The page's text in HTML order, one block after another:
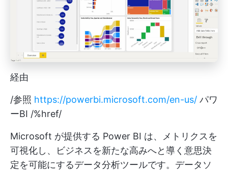
経由
/参照 https://powerbi.microsoft.com/en-us/ パワ
ーBI /%href/
Microsoft が提供する Power BI は、メトリクスを
可視化し、ビジネスを新たな高みへと導く意思決
定を可能にするデータ分析ツールです。データソ